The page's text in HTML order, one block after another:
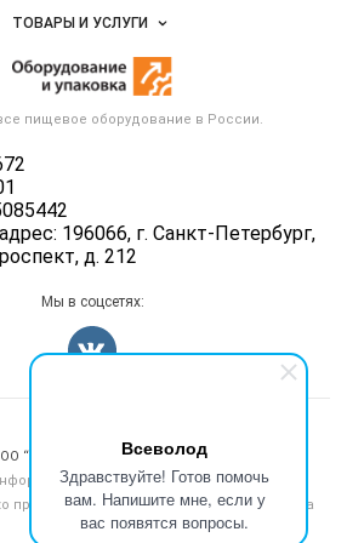
Всеволод
Здравствуйте! Готов помочь
вам. Напишите мне, если у
вас появятся вопросы.
пищевое оборудование в России.
196066, г. Санкт-Петербург,
д. 212
Размещение рекламы
Публичная оферта
Контактная информация
обработки персональных данных
Объявления
Вакансии
Блог
ТОВАРЫ И УСЛУГИ
для пищепрома
Тара и упаковка
Б/у оборудование
Информация о компаниях
Добавить объявление
Карта объявлений
Мы в соцсетях:
“Инлайн”. 12+ Все права защищены.
размещенной на данном сайте,
при размещении активной гиперссылки на
eqinfo.ru